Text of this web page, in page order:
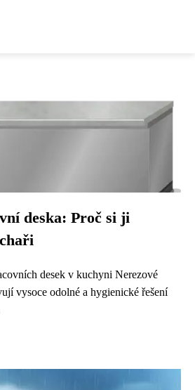
deska: Proč si ji
desek v kuchyni Nerezové
vysoce odolné a hygienické řešení